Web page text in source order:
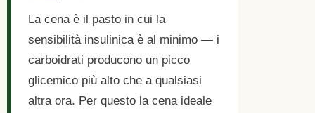
La cena è il pasto in cui la
sensibilità insulinica è al minimo — i
carboidrati producono un picco
glicemico più alto che a qualsiasi
altra ora. Per questo la cena ideale